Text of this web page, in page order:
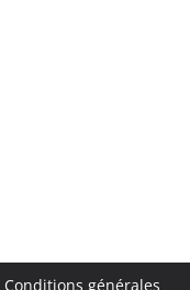
Conditions générales